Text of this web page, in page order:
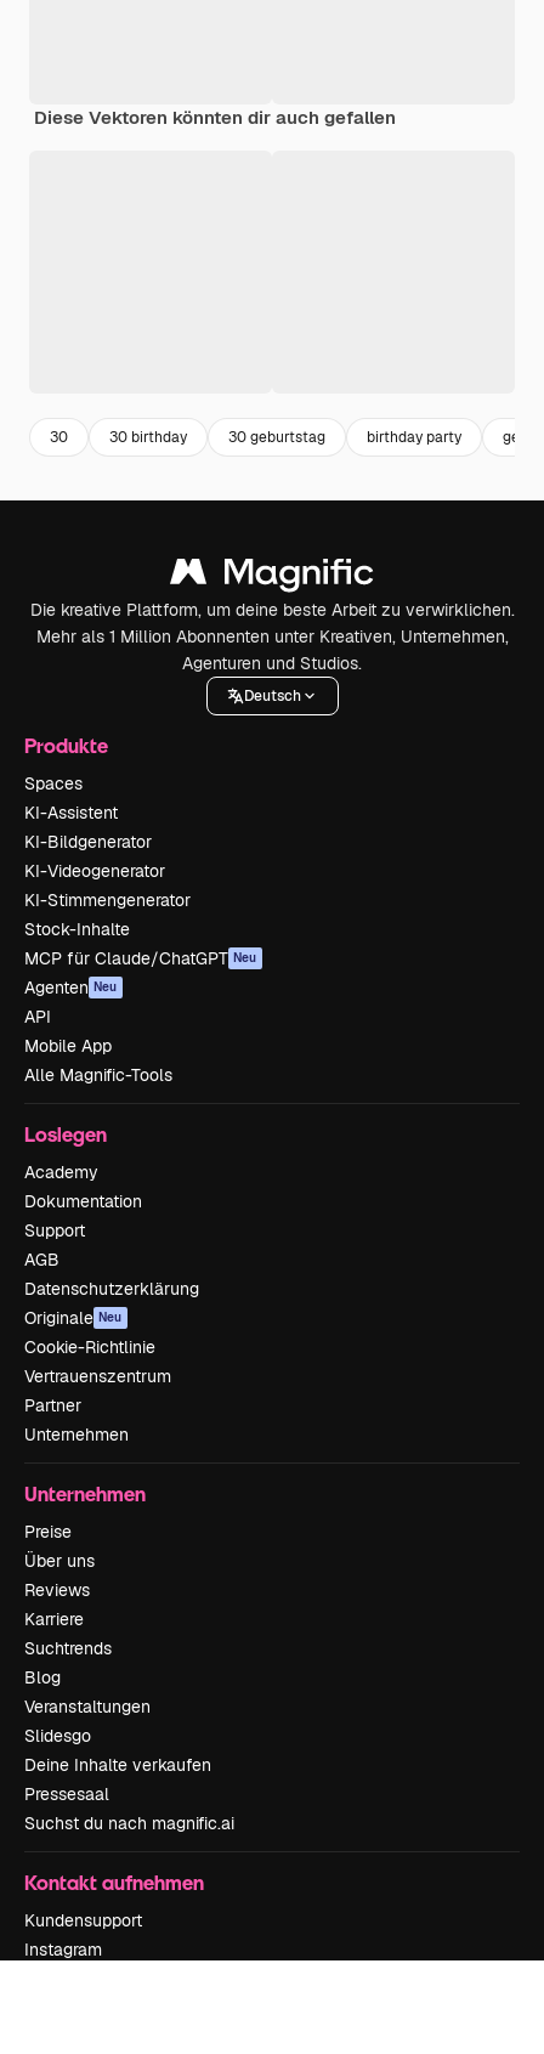
Diese Vektoren könnten dir auch gefallen
30 30 birthday 30 geburtstag birthday party
Die kreative Plattform, um deine beste Arbeit zu verwirklichen.
Mehr als 1 Million Abonnenten unter Kreativen, Unternehmen,
Agenturen und Studios.
Deutsch
Produkte
Spaces
KI-Assistent
KI-Bildgenerator
KI-Videogenerator
KI-Stimmengenerator
Stock-Inhalte
MCP für Claude/ChatGPT Neu
Agenten Neu
API
Mobile App
Alle Magnific-Tools
Loslegen
Academy
Dokumentation
Support
AGB
Datenschutzerklärung
Originale Neu
Cookie-Richtlinie
Vertrauenszentrum
Partner
Unternehmen
Unternehmen
Preise
Über uns
Reviews
Karriere
Suchtrends
Blog
Veranstaltungen
Slidesgo
Deine Inhalte verkaufen
Pressesaal
Suchst du nach magnific.ai
Kontakt aufnehmen
Kundensupport
Instagram